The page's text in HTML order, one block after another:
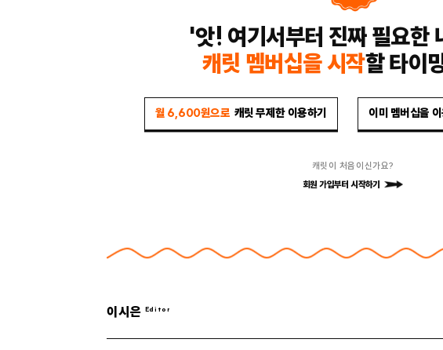
'앗! 여기서부터 진짜 필요한
캐릿 멤버십을 시작할 타이
월 6,600원으로 캐릿 무제한 이용하기 이미 멤버십을
캐릿이 처음이신가요?
회원 가입부터 시작하기
이시은